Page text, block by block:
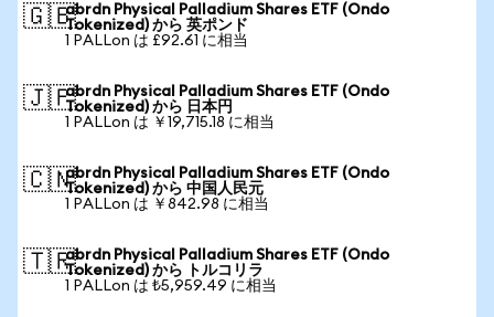
🇬🇧abrdn Physical Palladium Shares ETF (Ondo
Tokenized) から 英ポンド
1 PALLon は £92.61 に相当
🇯🇵abrdn Physical Palladium Shares ETF (Ondo
Tokenized) から 日本円
1 PALLon は ￥19,715.18 に相当
🇨🇳abrdn Physical Palladium Shares ETF (Ondo
Tokenized) から 中国人民元
1 PALLon は ￥842.98 に相当
🇹🇷abrdn Physical Palladium Shares ETF (Ondo
Tokenized) から トルコリラ
1 PALLon は ₺5,959.49 に相当